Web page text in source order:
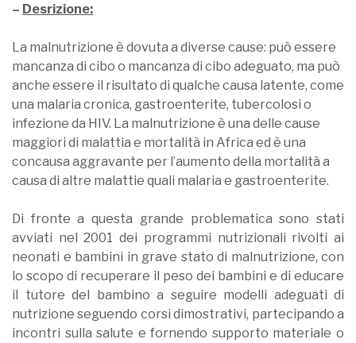
– Desrizione:
La malnutrizione è dovuta a diverse cause: può essere
mancanza di cibo o mancanza di cibo adeguato, ma può
anche essere il risultato di qualche causa latente, come
una malaria cronica, gastroenterite, tubercolosi o
infezione da HIV. La malnutrizione è una delle cause
maggiori di malattia e mortalità in Africa ed è una
concausa aggravante per l’aumento della mortalità a
causa di altre malattie quali malaria e gastroenterite.
Di fronte a questa grande problematica sono stati
avviati nel 2001 dei programmi nutrizionali rivolti ai
neonati e bambini in grave stato di malnutrizione, con
lo scopo di recuperare il peso dei bambini e di educare
il tutore del bambino a seguire modelli adeguati di
nutrizione seguendo corsi dimostrativi, partecipando a
incontri sulla salute e fornendo supporto materiale o